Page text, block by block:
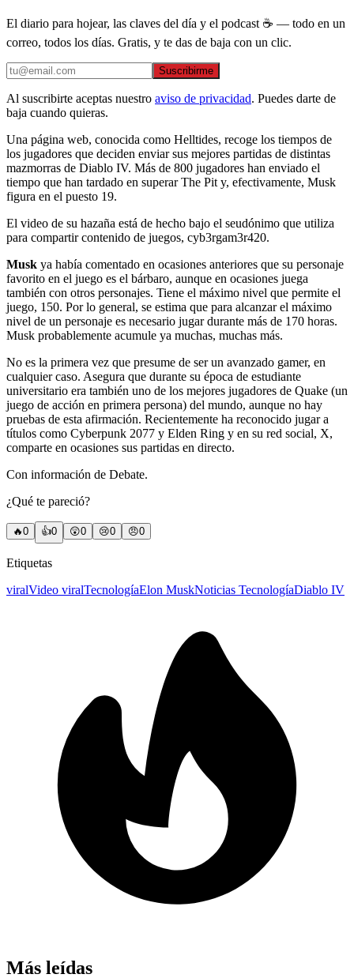
El diario para hojear, las claves del día y el podcast ☕ — todo en un
correo, todos los días. Gratis, y te das de baja con un clic.
Suscribirme
Al suscribirte aceptas nuestro aviso de privacidad. Puedes darte de
baja cuando quieras.
Una página web, conocida como Helltides, recoge los tiempos de
los jugadores que deciden enviar sus mejores partidas de distintas
mazmorras de Diablo IV. Más de 800 jugadores han enviado el
tiempo que han tardado en superar The Pit y, efectivamente, Musk
figura en el puesto 19.
El video de su hazaña está de hecho bajo el seudónimo que utiliza
para compartir contenido de juegos, cyb3rgam3r420.
Musk ya había comentado en ocasiones anteriores que su personaje
favorito en el juego es el bárbaro, aunque en ocasiones juega
también con otros personajes. Tiene el máximo nivel que permite el
juego, 150. Por lo general, se estima que para alcanzar el máximo
nivel de un personaje es necesario jugar durante más de 170 horas.
Musk probablemente acumule ya muchas, muchas más.
No es la primera vez que presume de ser un avanzado gamer, en
cualquier caso. Asegura que durante su época de estudiante
universitario era también uno de los mejores jugadores de Quake (un
juego de acción en primera persona) del mundo, aunque no hay
pruebas de esta afirmación. Recientemente ha reconocido jugar a
títulos como Cyberpunk 2077 y Elden Ring y en su red social, X,
comparte en ocasiones sus partidas en directo.
Con información de Debate.
¿Qué te pareció?
🔥0 👍0 😲0 😢0 😠0
Etiquetas
viralVideo viralTecnologíaElon MuskNoticias TecnologíaDiablo IV
Más leídas